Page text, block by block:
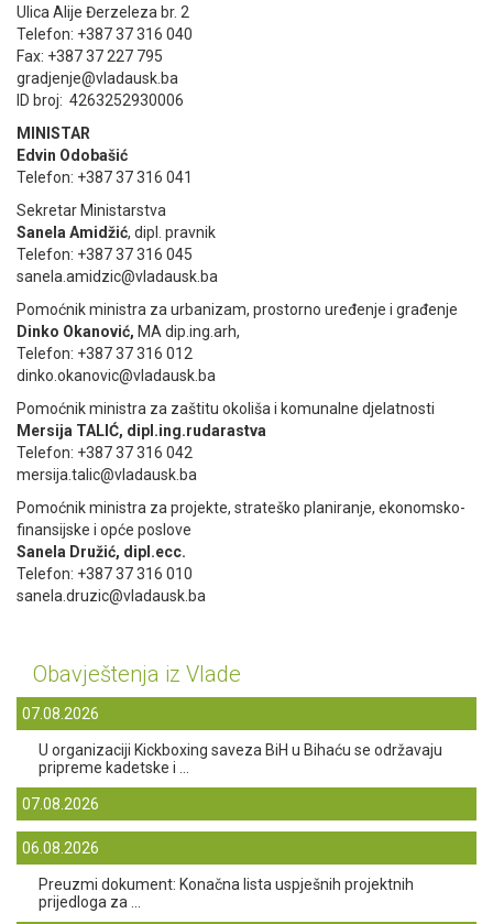
Ulica Alije Đerzeleza br. 2
Telefon: +387 37 316 040
Fax: +387 37 227 795
gradjenje@vladausk.ba
ID broj: 4263252930006
MINISTAR
Edvin Odobašić
Telefon: +387 37 316 041
Sekretar Ministarstva
Sanela Amidžić, dipl. pravnik
Telefon: +387 37 316 045
sanela.amidzic@vladausk.ba
Pomoćnik ministra za urbanizam, prostorno uređenje i građenje
Dinko Okanović, MA dip.ing.arh,
Telefon: +387 37 316 012
dinko.okanovic@vladausk.ba
Pomoćnik ministra za zaštitu okoliša i komunalne djelatnosti
Mersija TALIĆ, dipl.ing.rudarastva
Telefon: +387 37 316 042
mersija.talic@vladausk.ba
Pomoćnik ministra za projekte, strateško planiranje, ekonomsko-
finansijske i opće poslove
Sanela Družić, dipl.ecc.
Telefon: +387 37 316 010
sanela.druzic@vladausk.ba
Obavještenja iz Vlade
07.08.2026
U organizaciji Kickboxing saveza BiH u Bihaću se održavaju
pripreme kadetske i ...
07.08.2026
06.08.2026
Preuzmi dokument: Konačna lista uspješnih projektnih
prijedloga za ...